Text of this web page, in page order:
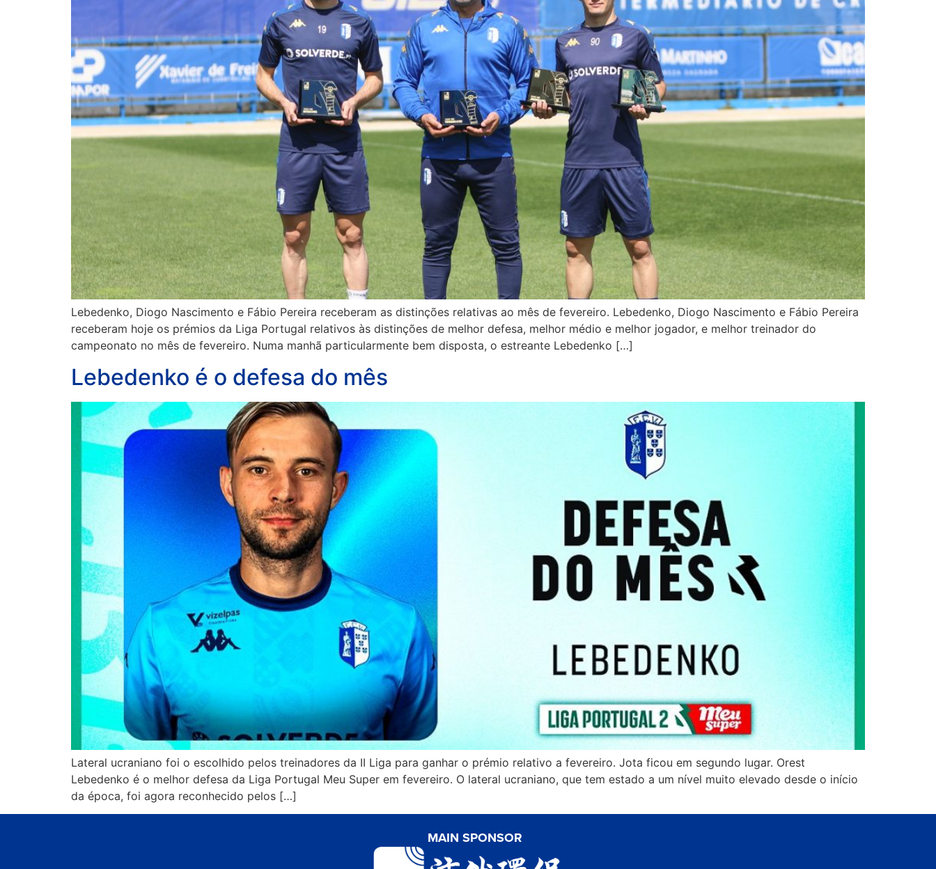
Lebedenko, Diogo Nascimento e Fábio Pereira receberam as distinções relativas ao mês de fevereiro. Lebedenko, Diogo Nascimento e Fábio Pereira
receberam hoje os prémios da Liga Portugal relativos às distinções de melhor defesa, melhor médio e melhor jogador, e melhor treinador do
campeonato no mês de fevereiro. Numa manhã particularmente bem disposta, o estreante Lebedenko […]
Lebedenko é o defesa do mês
Lateral ucraniano foi o escolhido pelos treinadores da II Liga para ganhar o prémio relativo a fevereiro. Jota ficou em segundo lugar. Orest
Lebedenko é o melhor defesa da Liga Portugal Meu Super em fevereiro. O lateral ucraniano, que tem estado a um nível muito elevado desde o início
da época, foi agora reconhecido pelos […]
MAIN SPONSOR